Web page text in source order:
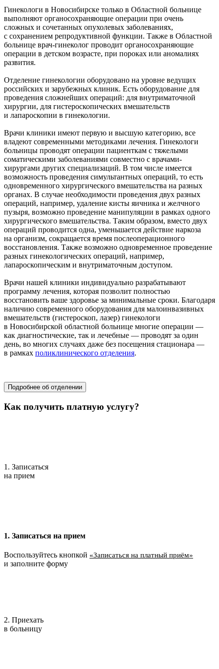
Гинекологи в Новосибирске только в Областной больнице
выполняют органосохраняющие операции при очень
сложных и сочетанных опухолевых заболеваниях,
с сохранением репродуктивной функции. Также в Областной
больнице врач-гинеколог проводит органосохраняющие
операции в детском возрасте, при пороках или аномалиях
развития.
Отделение гинекологии оборудовано на уровне ведущих
российских и зарубежных клиник. Есть оборудование для
проведения сложнейших операций: для внутриматочной
хирургии, для гистероскопических вмешательств
и лапароскопии в гинекологии.
Врачи клиники имеют первую и высшую категорию, все
владеют современными методиками лечения. Гинекологи
больницы проводят операции пациенткам с тяжелыми
соматическими заболеваниями совместно с врачами-
хирургами других специализаций. В том числе имеется
возможность проведения симультантных операций, то есть
одновременного хирургического вмешательства на разных
органах. В случае необходимости проведения двух разных
операций, например, удаление кисты яичника и желчного
пузыря, возможно проведение манипуляции в рамках одного
хирургического вмешательства. Таким образом, вместо двух
операций проводится одна, уменьшается действие наркоза
на организм, сокращается время послеоперационного
восстановления. Также возможно одновременное проведение
разных гинекологических операций, например,
лапароскопическим и внутриматочным доступом.
Врачи нашей клиники индивидуально разрабатывают
программу лечения, которая позволит полностью
восстановить ваше здоровье за минимальные сроки. Благодаря
наличию современного оборудования для малоинвазивных
вмешательств (гистероскоп, лазер) гинекологи
в Новосибирской областной больнице многие операции —
как диагностические, так и лечебные — проводят за один
день, во многих случаях даже без посещения стационара —
в рамках поликлинического отделения.
Подробнее об отделении
Как получить платную услугу?
1. Записаться
на прием
1. Записаться на прием
Воспользуйтесь кнопкой «Записаться на платный приём»
и заполните форму
2. Приехать
в больницу